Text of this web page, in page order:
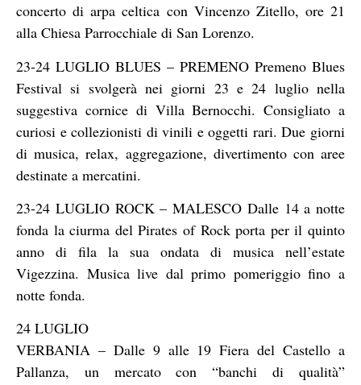
concerto di arpa celtica con Vincenzo Zitello, ore 21
alla Chiesa Parrocchiale di San Lorenzo.
23-24 LUGLIO BLUES – PREMENO Premeno Blues
Festival si svolgerà nei giorni 23 e 24 luglio nella
suggestiva cornice di Villa Bernocchi. Consigliato a
curiosi e collezionisti di vinili e oggetti rari. Due giorni
di musica, relax, aggregazione, divertimento con aree
destinate a mercatini.
23-24 LUGLIO ROCK – MALESCO Dalle 14 a notte
fonda la ciurma del Pirates of Rock porta per il quinto
anno di fila la sua ondata di musica nell’estate
Vigezzina. Musica live dal primo pomeriggio fino a
notte fonda.
24 LUGLIO
VERBANIA – Dalle 9 alle 19 Fiera del Castello a
Pallanza, un mercato con “banchi di qualità”